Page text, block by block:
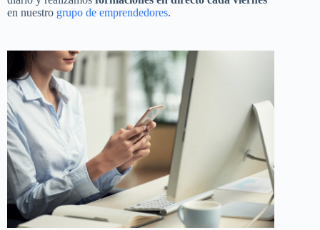
en nuestro grupo de emprendedores.